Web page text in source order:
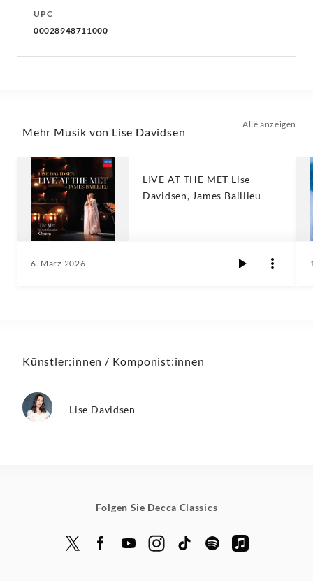
UPC
00028948711000
Mehr Musik von Lise Davidsen
Alle anzeigen
LIVE AT THE MET Lise
Davidsen, James Baillieu
6. März 2026
Künstler:innen / Komponist:innen
Lise Davidsen
Folgen Sie Decca Classics